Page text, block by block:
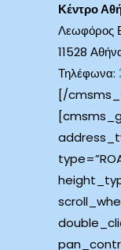
Κέντρο
Λεωφόρος
11528
Τηλέφωνα:
[/